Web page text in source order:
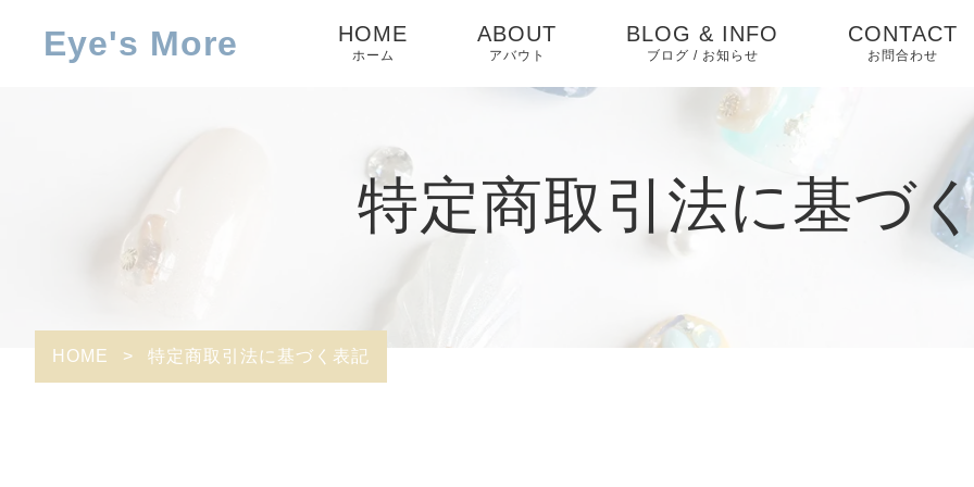
Eye's More HOME
ホーム
ABOUT
アバウト
BLOG & INFO
ブログ / お知らせ
ブログ
ピックアップ
CONTACT
お問合わせ
特定商取引法に基づ
HOME > 特定商取引法に基づく表記